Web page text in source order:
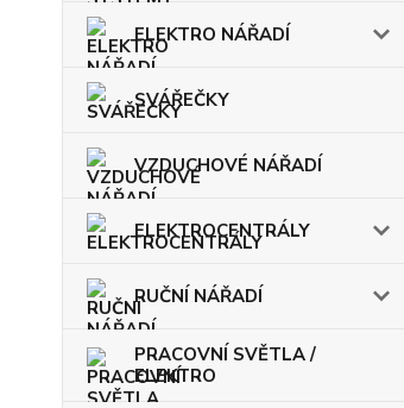
ELEKTRO NÁŘADÍ
SVÁŘEČKY
VZDUCHOVÉ NÁŘADÍ
ELEKTROCENTRÁLY
RUČNÍ NÁŘADÍ
PRACOVNÍ SVĚTLA /
ELEKTRO